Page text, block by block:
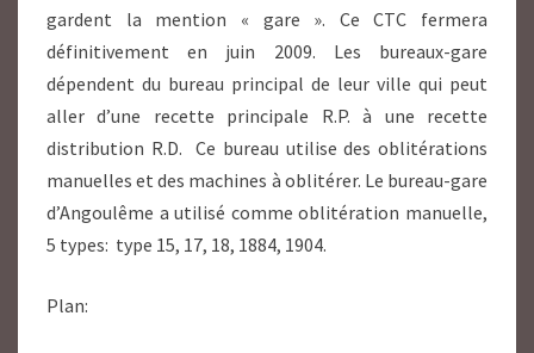
gardent la mention « gare ». Ce CTC fermera
définitivement en juin 2009. Les bureaux-gare
dépendent du bureau principal de leur ville qui peut
aller d’une recette principale R.P. à une recette
distribution R.D. Ce bureau utilise des oblitérations
manuelles et des machines à oblitérer. Le bureau-gare
d’Angoulême a utilisé comme oblitération manuelle,
5 types: type 15, 17, 18, 1884, 1904.
Plan: